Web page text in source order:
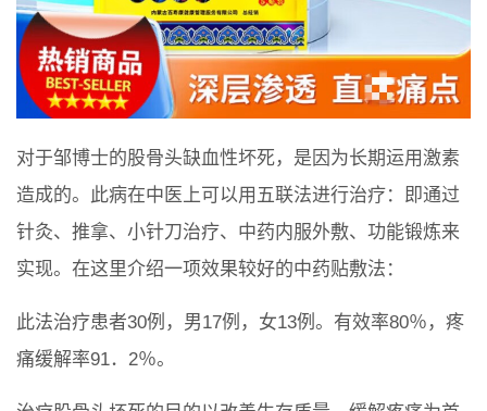
对于邹博士的股骨头缺血性坏死，是因为长期运用激素
造成的。此病在中医上可以用五联法进行治疗：即通过
针灸、推拿、小针刀治疗、中药内服外敷、功能锻炼来
实现。在这里介绍一项效果较好的中药贴敷法：
此法治疗患者30例，男17例，女13例。有效率80％，疼
痛缓解率91．2％。